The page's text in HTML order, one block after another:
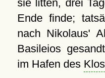
sie litten, drei
Ende finde;
nach Nikolaus'
Basileios
im Hafen des